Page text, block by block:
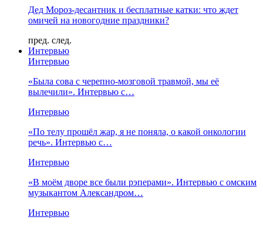
Дед Мороз-десантник и бесплатные катки: что ждет
омичей на новогодние праздники?
пред. след.
Интервью
Интервью
«Была сова с черепно-мозговой травмой, мы её
вылечили». Интервью с…
Интервью
«По телу прошёл жар, я не поняла, о какой онкологии
речь». Интервью с…
Интервью
«В моём дворе все были рэперами». Интервью с омским
музыкантом Александром…
Интервью